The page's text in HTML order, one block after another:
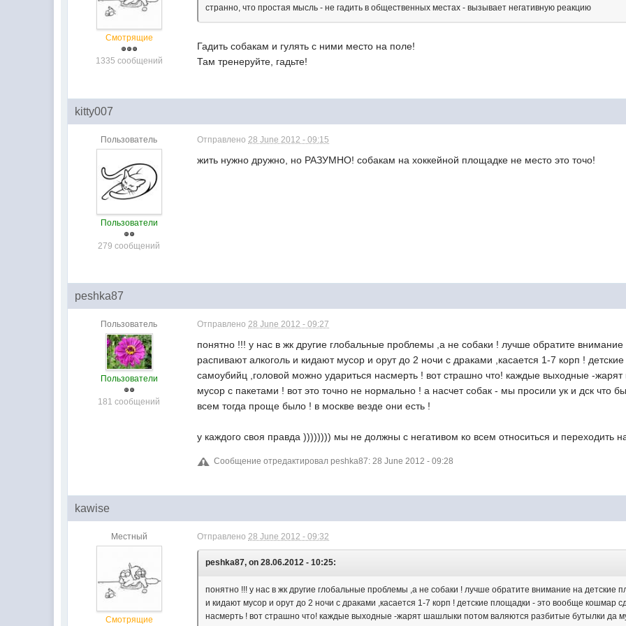
Смотрящие
1335 сообщений
странно, что простая мысль - не гадить в общественных местах - вызывает негативную реакцию
Гадить собакам и гулять с ними место на поле!
Там тренеруйте, гадьте!
kitty007
Пользователь
Пользователи
279 сообщений
Отправлено28 June 2012 - 09:15
жить нужно дружно, но РАЗУМНО! собакам на хоккейной площадке не место это точо!
peshka87
Пользователь
Пользователи
181 сообщений
Отправлено28 June 2012 - 09:27
понятно !!! у нас в жк другие глобальные проблемы ,а не собаки ! лучше обратите
распивают алкоголь и кидают мусор и орут до 2 ночи с драками ,касается 1-7 корп !
самоубийц ,головой можно удариться насмерть ! вот страшно что! каждые выходные -
мусор с пакетами ! вот это точно не нормально ! а насчет собак - мы просили ук и дск что
всем тогда проще было ! в москве везде они есть !
у каждого своя правда )))))))) мы не должны с негативом ко всем относиться и переходить
Сообщение отредактировал peshka87: 28 June 2012 - 09:28
kawise
Местный
Смотрящие
Отправлено28 June 2012 - 09:32
peshka87, on 28.06.2012 - 10:25:
понятно !!! у нас в жк другие глобальные проблемы ,а не собаки ! лучше обратите внимание на детские
и кидают мусор и орут до 2 ночи с драками ,касается 1-7 корп ! детские площадки - это вообще кошмар
насмерть ! вот страшно что! каждые выходные -жарят шашлыки потом валяются разбитые бутылки да